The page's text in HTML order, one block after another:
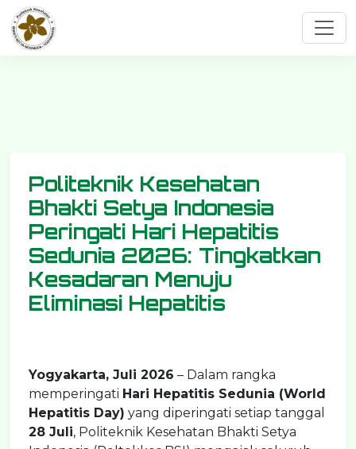
Politeknik Kesehatan
Bhakti Setya Indonesia
Peringati Hari Hepatitis
Sedunia 2026: Tingkatkan
Kesadaran Menuju
Eliminasi Hepatitis
Yogyakarta, Juli 2026 – Dalam rangka
memperingati Hari Hepatitis Sedunia (World
Hepatitis Day) yang diperingati setiap tanggal
28 Juli, Politeknik Kesehatan Bhakti Setya